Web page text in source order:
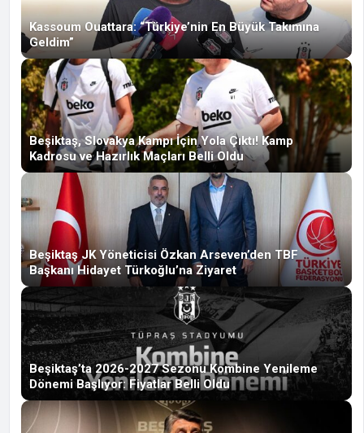
Kassoum Ouattara: “Türkiye’nin En Büyük Takımına
Geldim”
Beşiktaş, Slovakya Kampı İçin Yola Çıktı! Kamp
Kadrosu ve Hazırlık Maçları Belli Oldu
Beşiktaş JK Yöneticisi Özkan Arseven’den TBF
Başkanı Hidayet Türkoğlu’na Ziyaret
Beşiktaş’ta 2026-2027 Sezonu Kombine Yenileme
Dönemi Başlıyor: Fiyatlar Belli Oldu